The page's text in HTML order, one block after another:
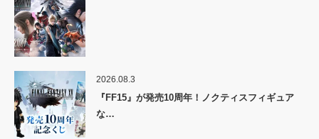
2026.08.3
『FF15』が発売10周年！ノクティスフィギュア
な…